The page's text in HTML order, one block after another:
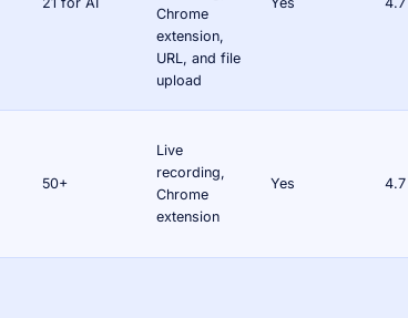
Chrome
extension,
URL, and file
upload
50+
Live
recording,
Chrome
extension
Yes 4.7